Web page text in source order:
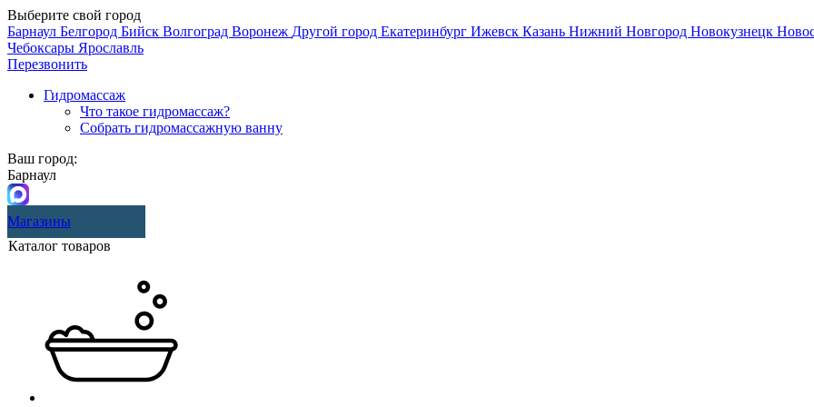
Выберите свой город
Барнаул Белгород Бийск Волгоград Воронеж Другой город Екатеринбург Ижевск Казань Нижний Новгород Новокузнецк
Чебоксары Ярославль
Перезвонить
Гидромассаж
Что такое гидромассаж?
Собрать гидромассажную ванну
Ваш город:
Барнаул
Магазины
Каталог товаров